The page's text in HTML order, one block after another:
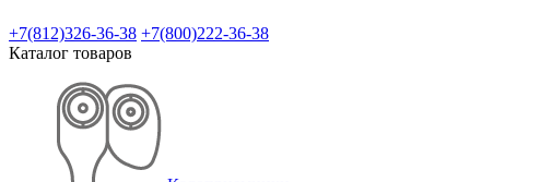
+7(812)326-36-38 +7(800)222-36-38
Каталог товаров